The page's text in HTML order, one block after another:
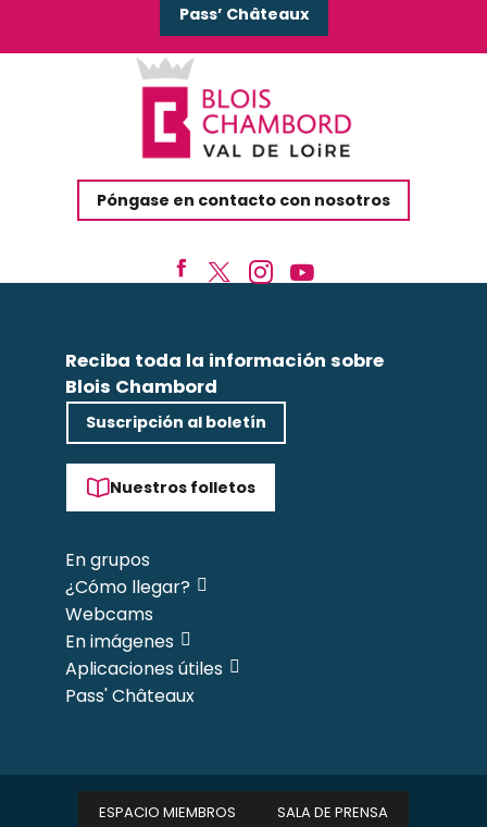
Pass’ Châteaux
Póngase en contacto con nosotros
Reciba toda la información sobre
Blois Chambord
Suscripción al boletín
Nuestros folletos
En grupos
¿Cómo llegar?
Webcams
En imágenes
Aplicaciones útiles
Pass' Châteaux
ESPACIO MIEMBROS SALA DE PRENSA